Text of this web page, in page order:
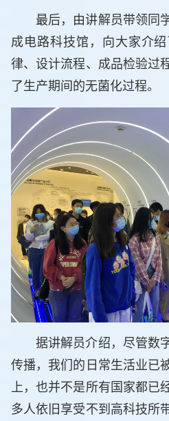
最后，由讲解员带领同
成电路科技馆，向大家介
律、设计流程、成品检验过
了生产期间的无菌化过程。
据讲解员介绍，尽管数
传播，我们的日常生活业已
上，也并不是所有国家都已
多人依旧享受不到高科技所